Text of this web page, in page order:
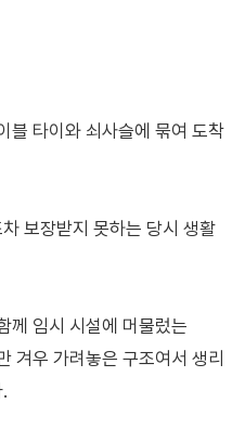
블 타이와 쇠사슬에 묶여 도착
보장받지 못하는 당시 생활
께 임시 시설에 머물렀는
겨우 가려놓은 구조여서 생리